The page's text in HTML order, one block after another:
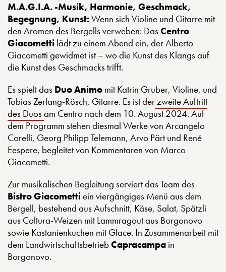
M.A.G.I.A. -Musik, Harmonie, Geschmack,
Begegnung, Kunst:Wenn sich Violine und Gitarre mit
den Aromen des Bergells verweben: DasCentro
Giacometti lädt zu einem Abend ein, der Alberto
Giacometti gewidmet ist – wo die Kunst des Klangs auf
die Kunst des Geschmacks trifft.
Es spielt das Duo Animo mit Katrin Gruber, Violine, und
Tobias Zerlang-Rösch, Gitarre. Es ist derzweite Auftritt
des Duosam Centro nach dem 10. August 2024. Auf
dem Programm stehen diesmal Werke von Arcangelo
Corelli, Georg Philipp Telemann, Arvo Pärt und René
Eespere, begleitet von Kommentaren von Marco
Giacometti.
Zur musikalischen Begleitung serviert das Team des
Bistro Giacomettiein viergängiges Menü aus dem
Bergell, bestehend aus Aufschnitt, Käse, Salat, Spätzli
aus Coltura-Weizen mit Lammragout aus Borgonovo
sowie Kastanienkuchen mit Glace. In Zusammenarbeit mit
dem LandwirtschaftsbetriebCapracampa in
Borgonovo.